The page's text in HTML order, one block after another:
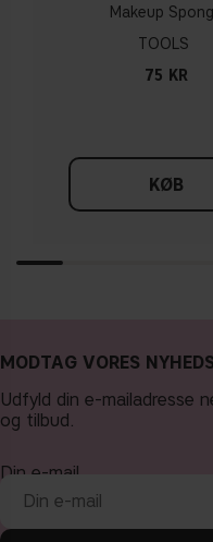
Makeup
TOOLS
75 KR
KØB
MODTAG VORES
Udfyld din e-mailadresse
og tilbud.
Din e-mail